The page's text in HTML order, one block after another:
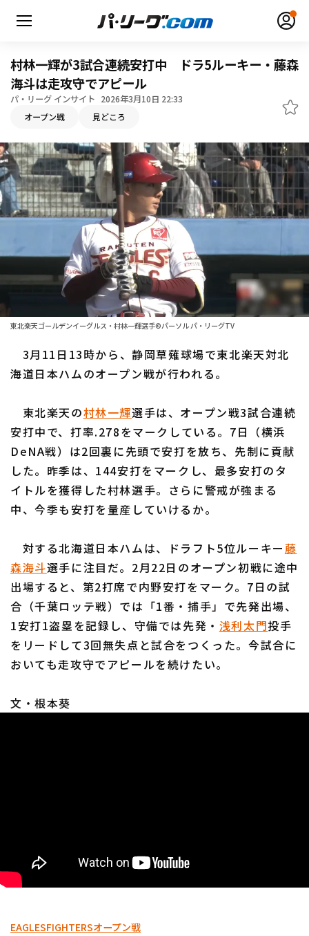
HOME
動画
日程・結果
順位表･成績
1軍公式戦
ファーム東地区
ファーム西地区
選手名鑑
選手名鑑トップ
北海道日本ハムファイターズ
東北楽天ゴールデンイーグルス
埼玉西武ライオンズ
千葉ロッテマリーンズ
オリックス・バファローズ
福岡ソフトバンクホークス
ニュース
設定
利用規約 プライバシーポリシー
村林一輝が3試合連続安打中 ドラ5ルーキー・藤森
海斗は走攻守でアピール
パ・リーグ インサイト 2026年3月10日 22:33
オープン戦 見どころ
東北楽天ゴールデンイーグルス・村林一輝選手©パーソル パ・リーグTV
3月11日13時から、静岡草薙球場で東北楽天対北
海道日本ハムのオープン戦が行われる。
東北楽天の村林一輝選手は、オープン戦3試合連続
安打中で、打率.278をマークしている。7日（横浜
DeNA戦）は2回裏に先頭で安打を放ち、先制に貢献
した。昨季は、144安打をマークし、最多安打のタ
イトルを獲得した村林選手。さらに警戒が強まる
中、今季も安打を量産していけるか。
対する北海道日本ハムは、ドラフト5位ルーキー藤
森海斗選手に注目だ。2月22日のオープン初戦に途中
出場すると、第2打席で内野安打をマーク。7日の試
合（千葉ロッテ戦）では「1番・捕手」で先発出場、
1安打1盗塁を記録し、守備では先発・ 浅利太門投手
をリードして3回無失点と試合をつくった。今試合に
おいても走攻守でアピールを続けたい。
文・根本葵
EAGLESFIGHTERSオープン戦